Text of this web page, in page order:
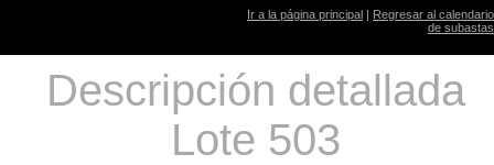
Ir a la página principal | Regresar al calendario
de subastas
Descripción detallada
Lote 503